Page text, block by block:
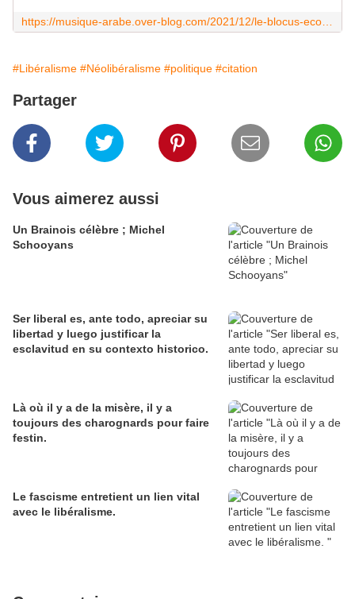
#Libéralisme #Néolibéralisme #politique #citation
Partager
Vous aimerez aussi
Un Brainois célèbre ; Michel
Schooyans
Ser liberal es, ante todo, apreciar su
libertad y luego justificar la
esclavitud en su contexto historico.
Là où il y a de la misère, il y a
toujours des charognards pour faire
festin.
Le fascisme entretient un lien vital
avec le libéralisme.